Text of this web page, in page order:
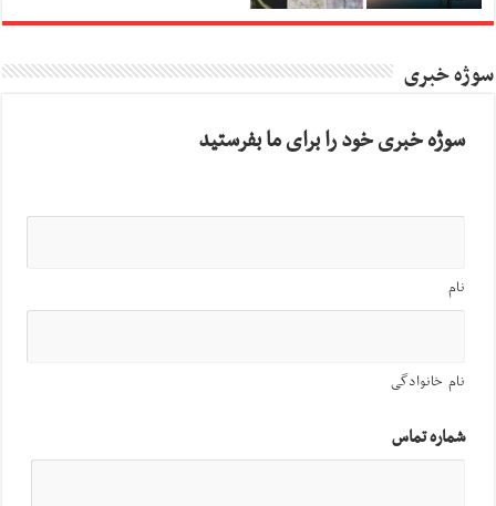
سوژه خبری
سوژه خبری خود را برای ما بفرستید
نام
نام خانوادگی
شماره تماس